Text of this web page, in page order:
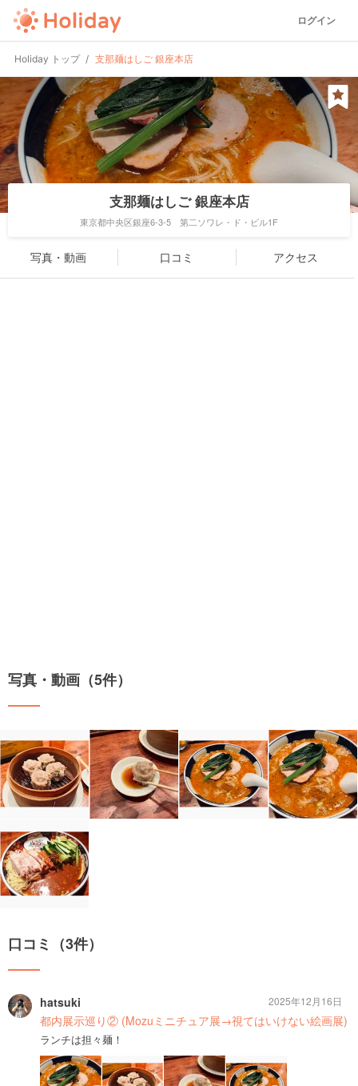
ログイン
Holiday トップ 支那麺はしご 銀座本店
支那麺はしご 銀座本店
東京都中央区銀座6-3-5 第二ソワレ・ド・ビル1F
写真・動画 口コミ アクセス
写真・動画（5件）
口コミ（3件）
hatsuki
都内展示巡り② (Mozuミニチュア展→視てはいけない絵画展)
ランチは担々麺！
2025年12月16日